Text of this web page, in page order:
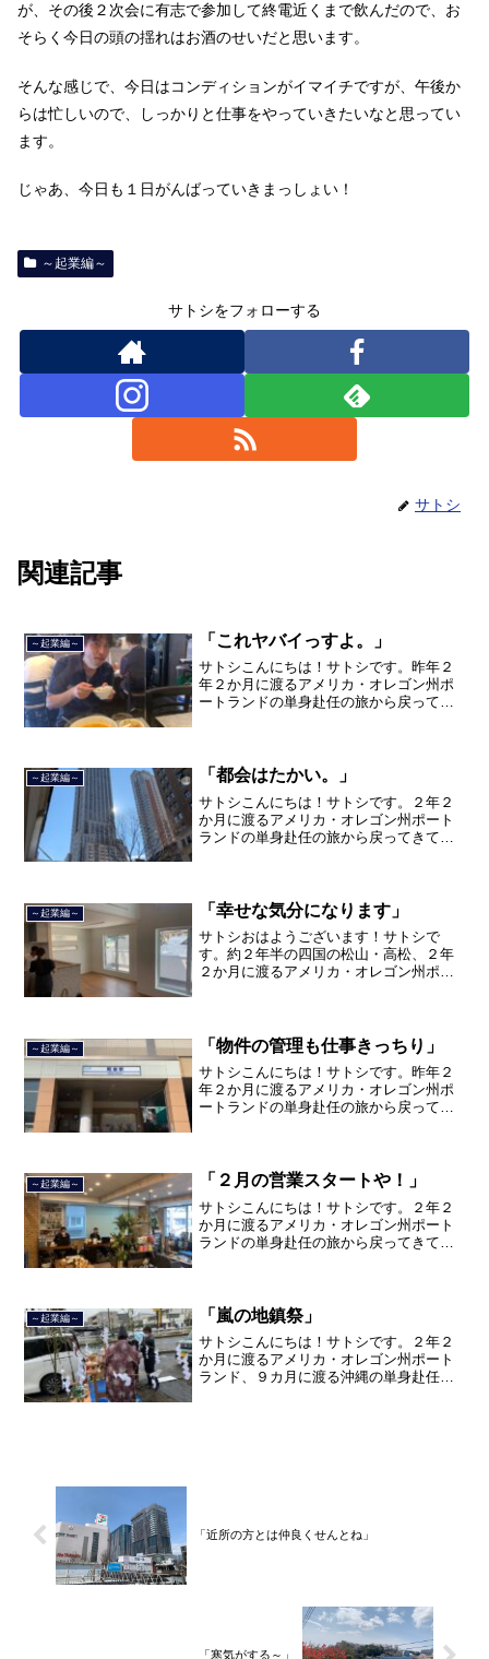
が、その後２次会に有志で参加して終電近くまで飲んだので、お
そらく今日の頭の揺れはお酒のせいだと思います。
そんな感じで、今日はコンディションがイマイチですが、午後か
らは忙しいので、しっかりと仕事をやっていきたいなと思ってい
ます。
じゃあ、今日も１日がんばっていきまっしょい！
～起業編～
サトシをフォローする
サトシ
関連記事
～起業編～ 「これヤバイっすよ。」
サトシこんにちは！サトシです。昨年２
年２か月に渡るアメリカ・オレゴン州ポ
ートランドの単身赴任の旅から戻ってき
し、東京で不動産を主に取り...
～起業編～ 「都会はたかい。」
サトシこんにちは！サトシです。２年２
か月に渡るアメリカ・オレゴン州ポート
ランドの単身赴任の旅から戻ってきて、
区南大井で不動産を主に取...
～起業編～ 「幸せな気分になります」
サトシおはようございます！サトシで
す。約２年半の四国の松山・高松、２年
２か月に渡るアメリカ・オレゴン州ポー
て、２０２１年３月９日より東...
～起業編～ 「物件の管理も仕事きっちり」
サトシこんにちは！サトシです。昨年２
年２か月に渡るアメリカ・オレゴン州ポ
ートランドの単身赴任の旅から戻ってき
し、東京品川区南大井で不動...
～起業編～ 「２月の営業スタートや！」
サトシこんにちは！サトシです。２年２
か月に渡るアメリカ・オレゴン州ポート
ランドの単身赴任の旅から戻ってきて、
区南大井で不動産を主に取...
～起業編～ 「嵐の地鎮祭」
サトシこんにちは！サトシです。２年２
か月に渡るアメリカ・オレゴン州ポート
ランド、９カ月に渡る沖縄の単身赴任の
「近所の方とは仲良くせんとね」
「寒気がする～」